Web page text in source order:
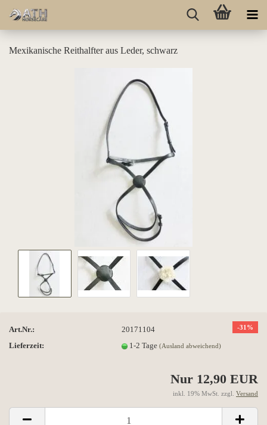
Mexikanische Reithalfter aus Leder, schwarz
-31%
Art.Nr.:
20171104
Lieferzeit:
1-2 Tage(Ausland abweichend)
Nur 12,90 EUR
inkl. 19% MwSt. zzgl. Versand